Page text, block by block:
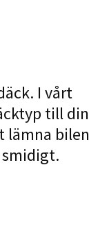
I vårt
till din
lämna bilen